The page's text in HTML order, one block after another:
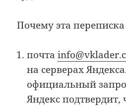
Почему эта
почта
на серверах
официальный
Яндекс подтвердит,